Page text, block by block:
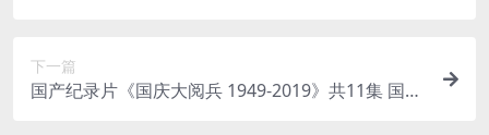
下一篇
国产纪录片《国庆大阅兵 1949-2019》共11集 国语